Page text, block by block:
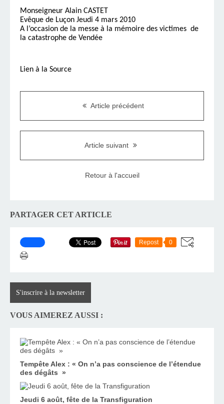
Monseigneur Alain CASTET
Evêque de Luçon Jeudi 4 mars 2010
A l’occasion de la messe à la mémoire des victimes de
la catastrophe de Vendée
Lien à la Source
Article précédent
Article suivant
Retour à l'accueil
PARTAGER CET ARTICLE
Repost 0
S'inscrire à la newsletter
VOUS AIMEREZ AUSSI :
Tempête Alex : « On n’a pas conscience de l’étendue
des dégâts »
Jeudi 6 août, fête de la Transfiguration